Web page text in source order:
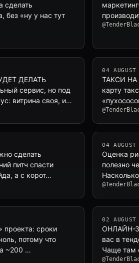
без «ну у нас тут
ДЕЛАТЬ
сервис, но под
витрина своя, и…
04
ТАКСИ НА
карту
сделать
питч спасти
а с корот…
04
Оценка
полезно
сроки
потому что
~200 …
02
ОНЛАЙН-
вас в
Чаще там